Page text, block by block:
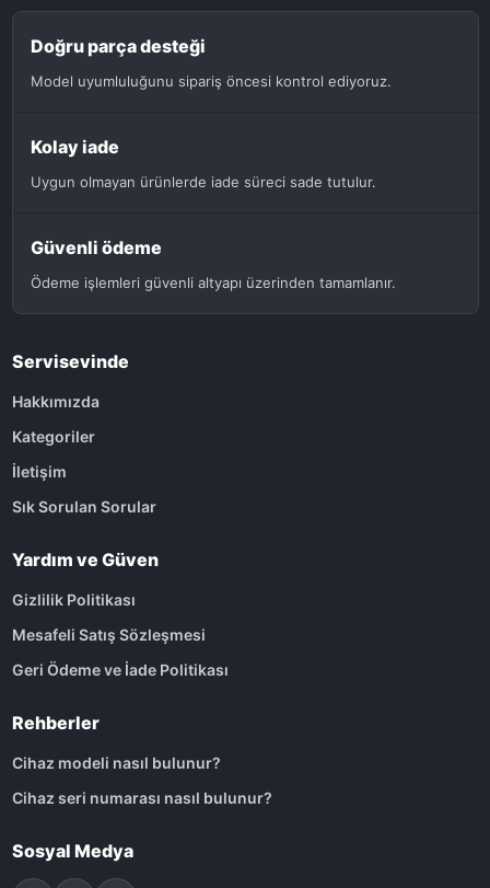
Doğru parça desteği
Model uyumluluğunu sipariş öncesi kontrol ediyoruz.
Kolay iade
Uygun olmayan ürünlerde iade süreci sade tutulur.
Güvenli ödeme
Ödeme işlemleri güvenli altyapı üzerinden tamamlanır.
Servisevinde
Hakkımızda
Kategoriler
İletişim
Sık Sorulan Sorular
Yardım ve Güven
Gizlilik Politikası
Mesafeli Satış Sözleşmesi
Geri Ödeme ve İade Politikası
Rehberler
Cihaz modeli nasıl bulunur?
Cihaz seri numarası nasıl bulunur?
Sosyal Medya